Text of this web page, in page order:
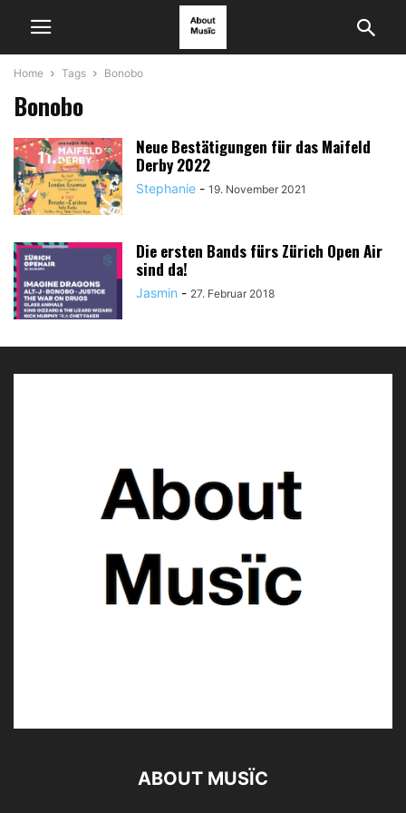
Home Tags Bonobo
Bonobo
Neue Bestätigungen für das Maifeld
Derby 2022
Stephanie - 19. November 2021
Die ersten Bands fürs Zürich Open Air
sind da!
Jasmin - 27. Februar 2018
ABOUT MUSÏC